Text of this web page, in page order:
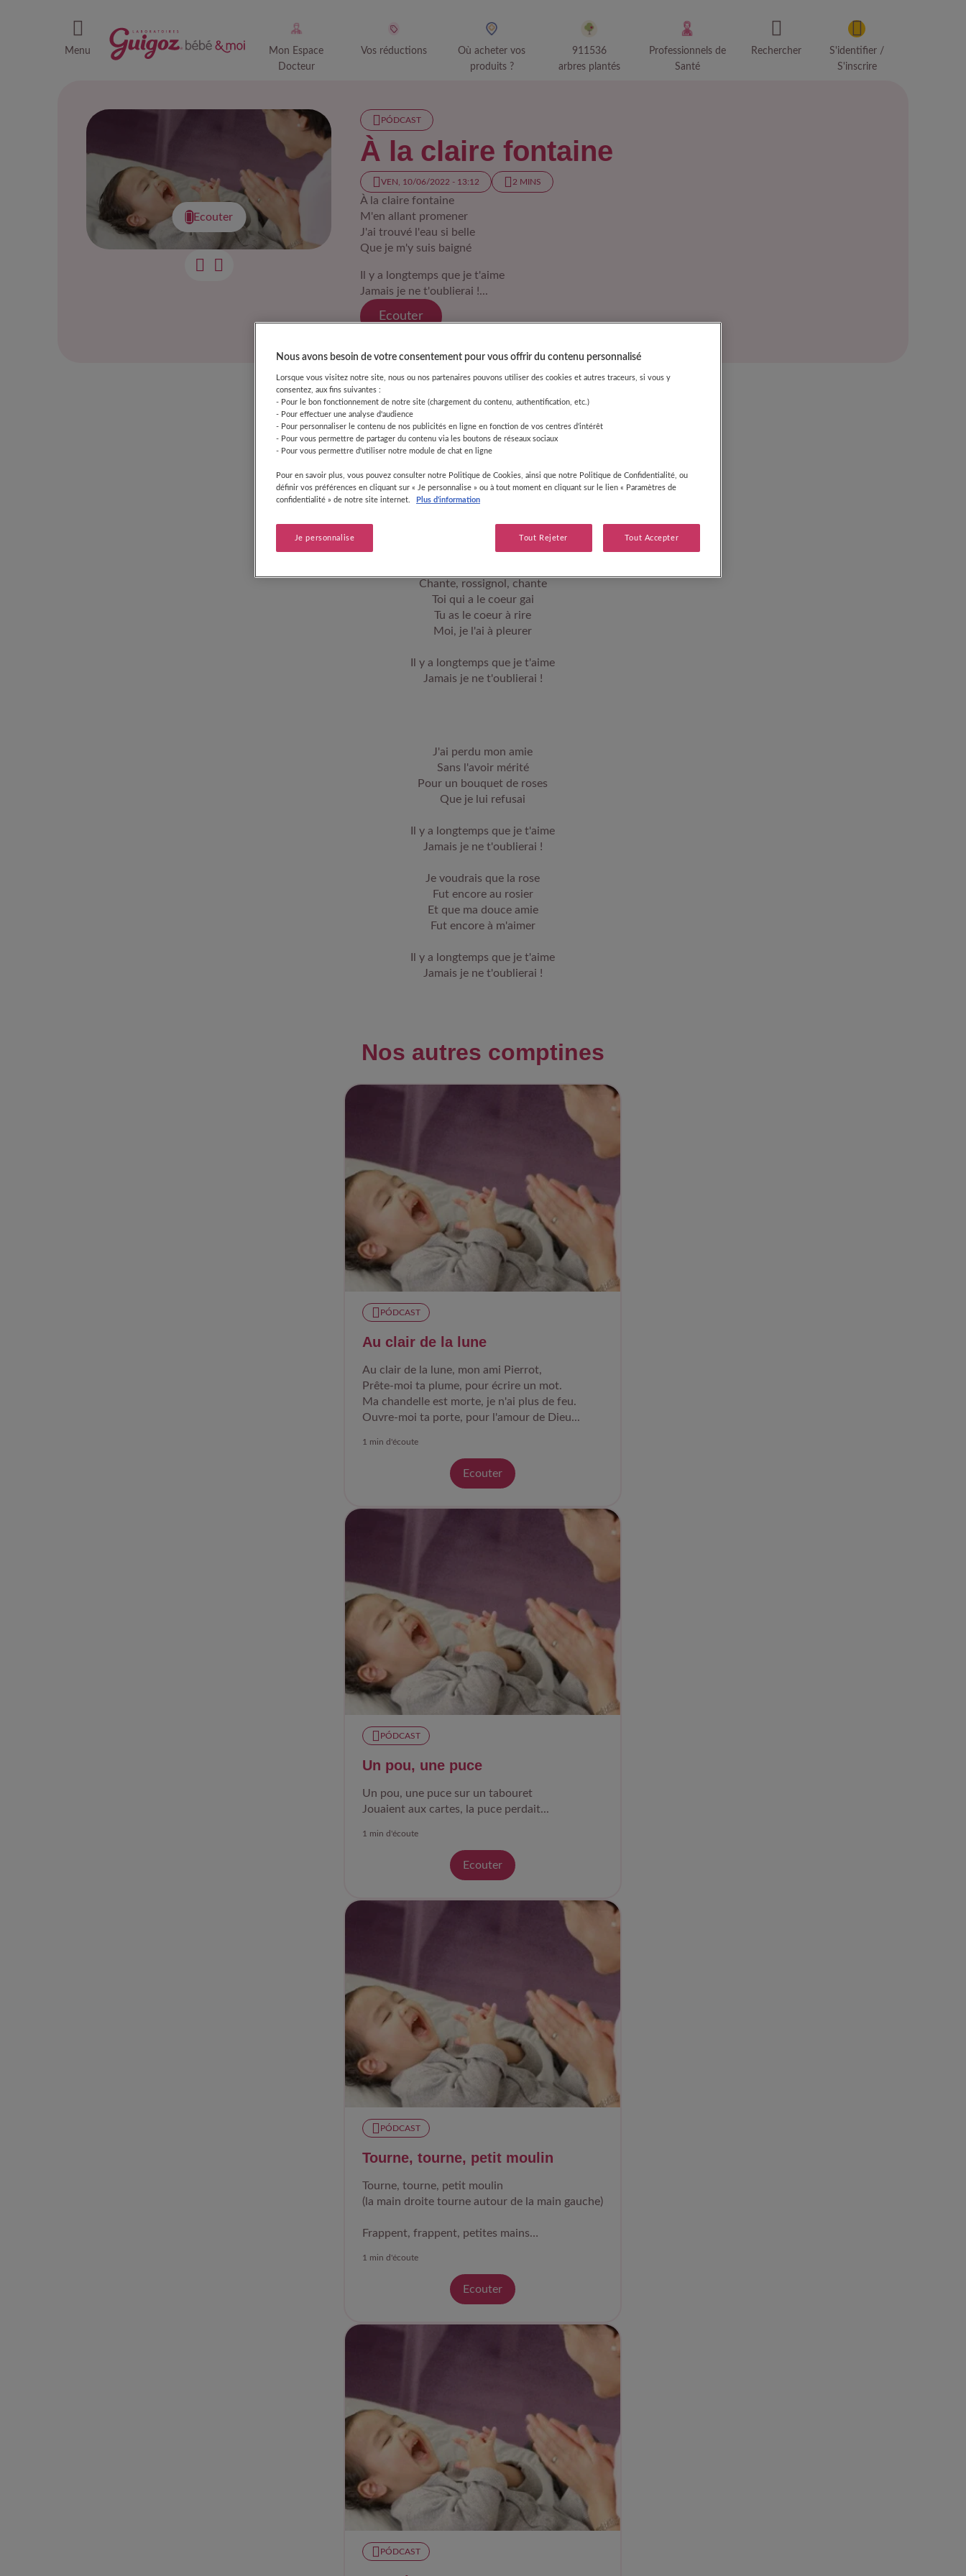
Menu
Mon Espace
Docteur
Vos réductions
Où acheter vos
produits ?
911536
arbres plantés
Professionnels de
Santé
Rechercher
S'identifier /
S'inscrire
Ecouter
PÓDCAST
À la claire fontaine
VEN, 10/06/2022 - 13:12 2 MINS
À la claire fontaine
M'en allant promener
J'ai trouvé l'eau si belle
Que je m'y suis baigné
Il y a longtemps que je t'aime
Jamais je ne t'oublierai !...
Ecouter
Sous les feuilles d'un chêne
Je me suis fait sécher
Sur la plus haute branche
Un rossignol chantait
Il y a longtemps que je t'aime
Jamais je ne t'oublierai !
Chante, rossignol, chante
Toi qui a le coeur gai
Tu as le coeur à rire
Moi, je l'ai à pleurer
Il y a longtemps que je t'aime
Jamais je ne t'oublierai !
J'ai perdu mon amie
Sans l'avoir mérité
Pour un bouquet de roses
Que je lui refusai
Il y a longtemps que je t'aime
Jamais je ne t'oublierai !
Je voudrais que la rose
Fut encore au rosier
Et que ma douce amie
Fut encore à m'aimer
Il y a longtemps que je t'aime
Jamais je ne t'oublierai !
Nos autres comptines
PÓDCAST
Au clair de la lune
Au clair de la lune, mon ami Pierrot,
Prête-moi ta plume, pour écrire un mot.
Ma chandelle est morte, je n'ai plus de feu.
Ouvre-moi ta porte, pour l'amour de Dieu...
1 min d'écoute
Ecouter
PÓDCAST
Un pou, une puce
Un pou, une puce sur un tabouret
Jouaient aux cartes, la puce perdait...
1 min d'écoute
Ecouter
PÓDCAST
Tourne, tourne, petit moulin
Tourne, tourne, petit moulin
(la main droite tourne autour de la main gauche)
Frappent, frappent, petites mains
1 min d'écoute
Ecouter
PÓDCAST
Nous avons besoin de votre consentement pour vous offrir du contenu personnalisé
Lorsque vous visitez notre site, nous ou nos partenaires pouvons utiliser des cookies et autres traceurs, si vous y
consentez, aux fins suivantes :
- Pour le bon fonctionnement de notre site (chargement du contenu, authentification, etc.)
- Pour effectuer une analyse d'audience
- Pour personnaliser le contenu de nos publicités en ligne en fonction de vos centres d'intérêt
- Pour vous permettre de partager du contenu via les boutons de réseaux sociaux
- Pour vous permettre d'utiliser notre module de chat en ligne
Pour en savoir plus, vous pouvez consulter notre Politique de Cookies, ainsi que notre Politique de Confidentialité, ou
définir vos préférences en cliquant sur « Je personnalise » ou à tout moment en cliquant sur le lien « Paramètres de
confidentialité » de notre site internet.
Plus d'information
Je personnalise Tout Rejeter Tout Accepter